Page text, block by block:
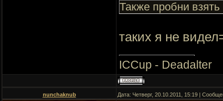
Также пробни
таких я не
ICCup - Deadalter
nunchaknub Дата: Четверг, 20.10.2011, 15:19 |